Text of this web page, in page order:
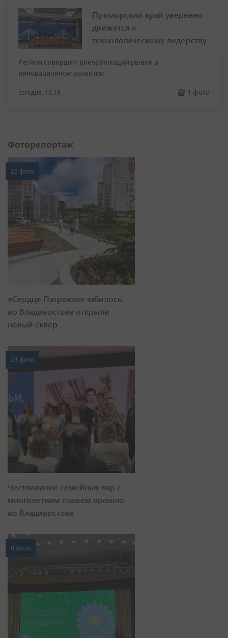
Приморский край уверенно
движется к
технологическому лидерству
Регион совершил впечатляющий рывок в
инновационном развитии
сегодня, 16:18 1 фото
Фоторепортаж
20 фото
«Сердце Патрокла» забилось:
во Владивостоке открыли
новый сквер
23 фото
Чествование семейных пар с
многолетним стажем прошло
во Владивостоке
8 фото